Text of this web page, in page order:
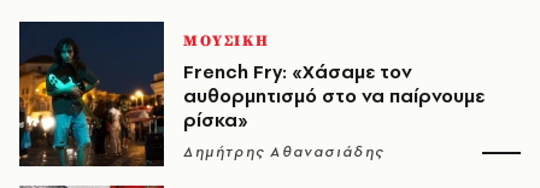
ΜΟΥΣΙΚΗ
French Fry: «Χάσαμε τον
αυθορμητισμό στο να παίρνουμε
ρίσκα»
Δημήτρης Αθανασιάδης